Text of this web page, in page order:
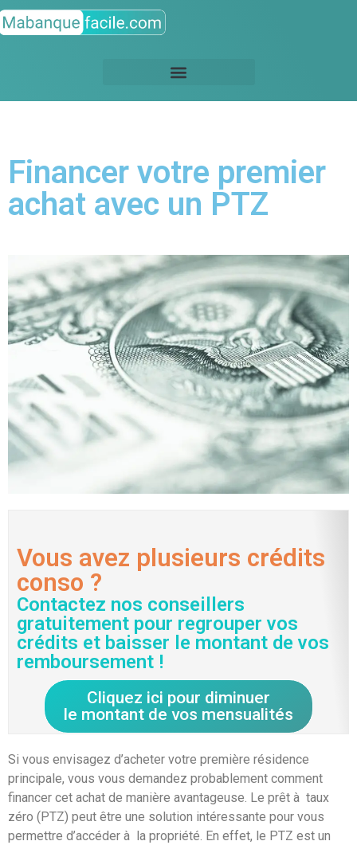
Financer votre premier
achat avec un PTZ
Vous avez plusieurs crédits
conso ?
Contactez nos conseillers
gratuitement pour regrouper vos
crédits et baisser le montant de vos
remboursement !
Cliquez ici pour diminuer
le montant de vos mensualités
Si vous envisagez d’acheter votre première résidence
principale, vous vous demandez probablement comment
financer cet achat de manière avantageuse. Le prêt à taux
zéro (PTZ) peut être une solution intéressante pour vous
permettre d’accéder à la propriété. En effet, le PTZ est un